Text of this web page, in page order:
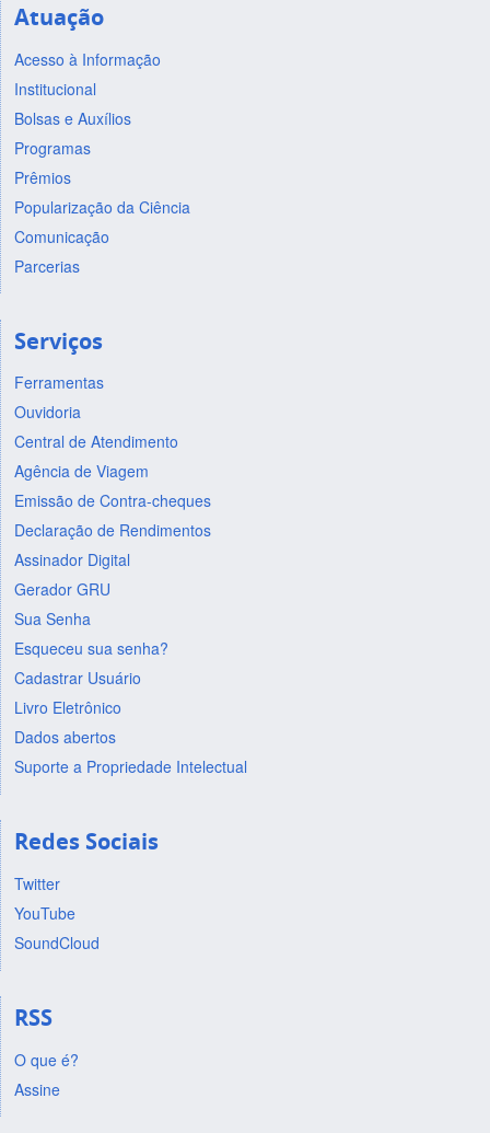
Atuação
Acesso à Informação
Institucional
Bolsas e Auxílios
Programas
Prêmios
Popularização da Ciência
Comunicação
Parcerias
Serviços
Ferramentas
Ouvidoria
Central de Atendimento
Agência de Viagem
Emissão de Contra-cheques
Declaração de Rendimentos
Assinador Digital
Gerador GRU
Sua Senha
Esqueceu sua senha?
Cadastrar Usuário
Livro Eletrônico
Dados abertos
Suporte a Propriedade Intelectual
Redes Sociais
Twitter
YouTube
SoundCloud
RSS
O que é?
Assine